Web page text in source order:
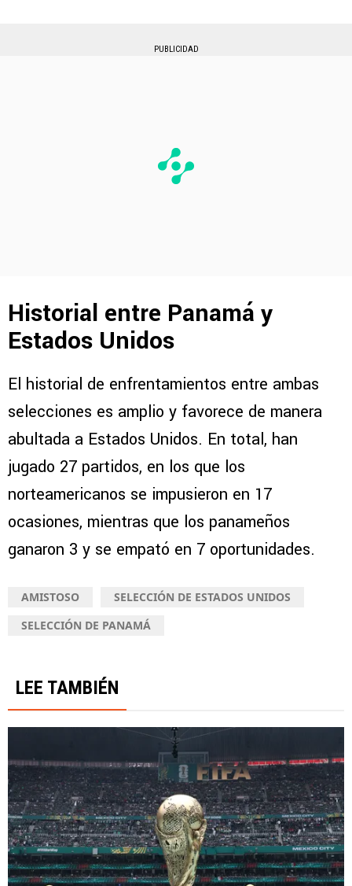
PUBLICIDAD
Historial entre Panamá y
Estados Unidos
El historial de enfrentamientos entre ambas
selecciones es amplio y favorece de manera
abultada a Estados Unidos. En total, han
jugado 27 partidos, en los que los
norteamericanos se impusieron en 17
ocasiones, mientras que los panameños
ganaron 3 y se empató en 7 oportunidades.
AMISTOSO
SELECCIÓN DE ESTADOS UNIDOS
SELECCIÓN DE PANAMÁ
LEE TAMBIÉN